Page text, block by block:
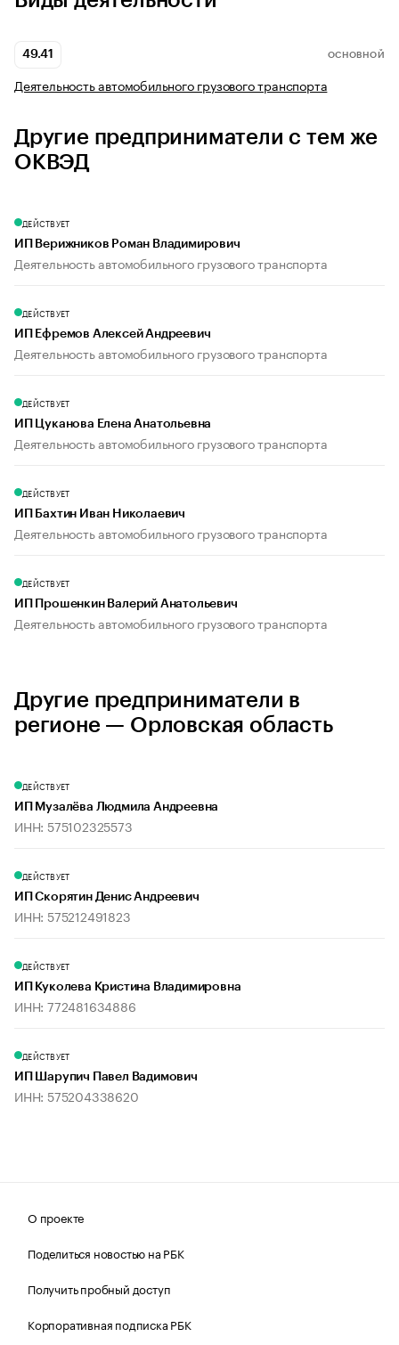
49.41 ОСНОВНОЙ
Деятельность автомобильного грузового транспорта
Другие предприниматели с тем же
ОКВЭД
ДЕЙСТВУЕТ
ИП Верижников Роман Владимирович
Деятельность автомобильного грузового транспорта
ДЕЙСТВУЕТ
ИП Ефремов Алексей Андреевич
Деятельность автомобильного грузового транспорта
ДЕЙСТВУЕТ
ИП Цуканова Елена Анатольевна
Деятельность автомобильного грузового транспорта
ДЕЙСТВУЕТ
ИП Бахтин Иван Николаевич
Деятельность автомобильного грузового транспорта
ДЕЙСТВУЕТ
ИП Прошенкин Валерий Анатольевич
Деятельность автомобильного грузового транспорта
Другие предприниматели в
регионе — Орловская область
ДЕЙСТВУЕТ
ИП Музалёва Людмила Андреевна
ИНН: 575102325573
ДЕЙСТВУЕТ
ИП Скорятин Денис Андреевич
ИНН: 575212491823
ДЕЙСТВУЕТ
ИП Куколева Кристина Владимировна
ИНН: 772481634886
ДЕЙСТВУЕТ
ИП Шарупич Павел Вадимович
ИНН: 575204338620
О проекте
Поделиться новостью на РБК
Получить пробный доступ
Корпоративная подписка РБК